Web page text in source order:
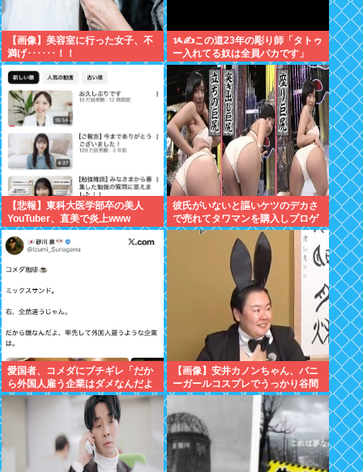
【画像】美容室に行った女子、不
満げ･･････！！
ᝰ✍この道23年の彫り師「タトゥ
ー入れてる奴は全員バカです」
【悲報】東科大医学部卒の美人
YouTuber、直美で炎上www
彼氏がいないと謳いケツのデカさ
で売れてタワマンを購入しプロゲ
ーマーと結婚したグラドル、息子
が「自閉スペクトラム症」と診断
愛国者、コメダにブチギレ「だか
ら外国人雇う企業はダメなんだよ
」
【画像】安井カノンちゃん、バニ
ーガールコスプレでうっかり谷間
が見えてしまう